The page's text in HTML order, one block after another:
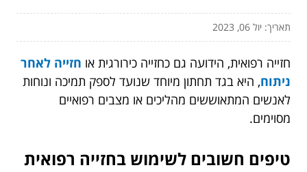
תאריך: יול 06, 2023
חזייה רפואית, הידועה גם כחזייה כירורגית או חזייה לאחר
ניתוח, היא בגד תחתון מיוחד שנועד לספק תמיכה ונוחות
לאנשים המתאוששים מהליכים או מצבים רפואיים
מסוימים.
טיפים חשובים לשימוש בחזייה רפואית